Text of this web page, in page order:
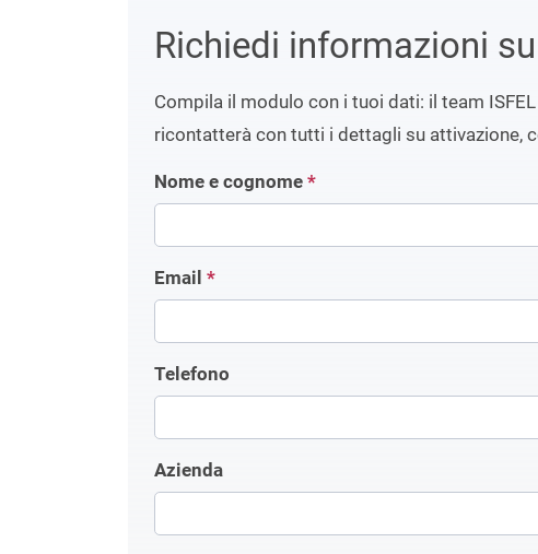
Richiedi informazioni
Compila il modulo con i tuoi dati: il team
ricontatterà con tutti i dettagli su attivazione,
Nome e cognome *
Email *
Telefono
Azienda